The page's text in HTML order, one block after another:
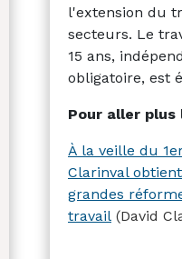
l'extension du
secteurs. Le
15 ans,
obligatoire, est
Pour aller plus
À la veille du
Clarinval
grandes
travail (David